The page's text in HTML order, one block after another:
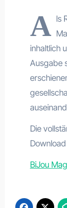
A ls
inhaltlich
Ausgabe
Die
BiJou